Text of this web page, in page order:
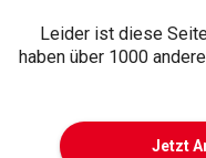
Leider ist diese
haben über 1000
Jetzt